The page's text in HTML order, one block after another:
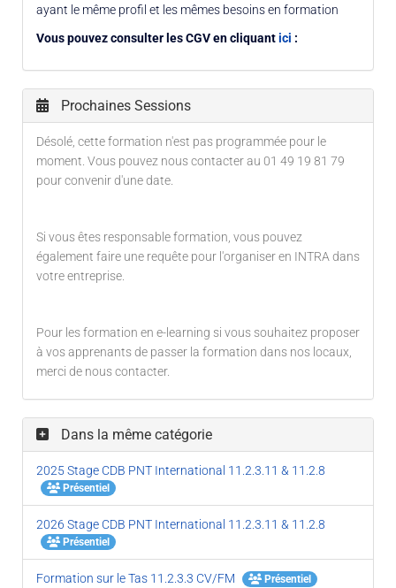
ayant le même profil et les mêmes besoins en formation
Vous pouvez consulter les CGV en cliquantici :
Prochaines Sessions
Désolé, cette formation n'est pas programmée pour le
moment. Vous pouvez nous contacter au 01 49 19 81 79
pour convenir d'une date.
Si vous êtes responsable formation, vous pouvez
également faire une requête pour l'organiser en INTRA dans
votre entreprise.
Pour les formation en e-learning si vous souhaitez proposer
à vos apprenants de passer la formation dans nos locaux,
merci de nous contacter.
Dans la même catégorie
2025 Stage CDB PNT International 11.2.3.11 & 11.2.8
Présentiel
2026 Stage CDB PNT International 11.2.3.11 & 11.2.8
Présentiel
Formation sur le Tas 11.2.3.3 CV/FM Présentiel